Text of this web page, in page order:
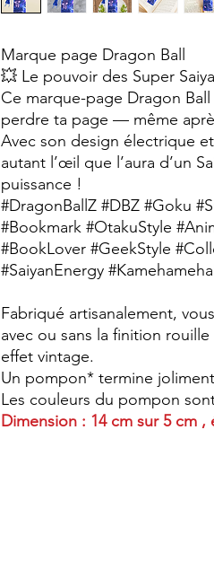
Marque page Dragon Ball
💥 Le pouvoir des Super
Ce marque-page Dragon
perdre ta page — même
Avec son design électrique
autant l’œil que l’aura d’un
puissance !
#DragonBallZ #DBZ #Goku
#Bookmark #OtakuStyle
#BookLover #GeekStyle
#SaiyanEnergy
Fabriqué artisanalement,
avec ou sans la finition
effet vintage.
Un pompon* termine
Les couleurs du pompon
Dimension : 14 cm sur 5 cm ,